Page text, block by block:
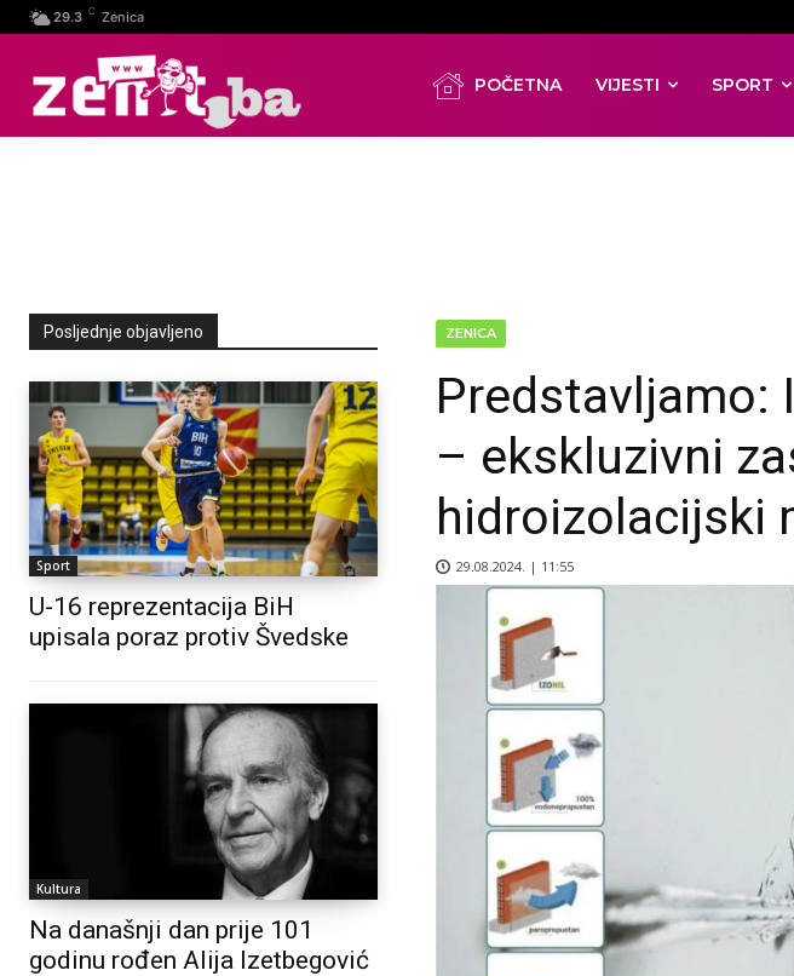
29.3 C Zenica
POČETNA VIJESTI SPORT
Posljednje objavljeno
Sport
U-16 reprezentacija BiH
upisala poraz protiv Švedske
Kultura
Na današnji dan prije 101
godinu rođen Alija Izetbegović
ZENICA
Predstavljamo:
– ekskluzivni
hidroizolacijski
29.08.2024. | 11:55